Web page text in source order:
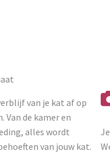
van je kat af op
Van de kamer en
alles wordt
van jouw kat.